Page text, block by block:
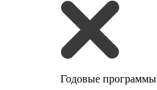
Годовые программы